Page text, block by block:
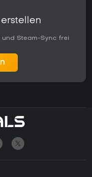
erstellen
und Steam-Sync frei